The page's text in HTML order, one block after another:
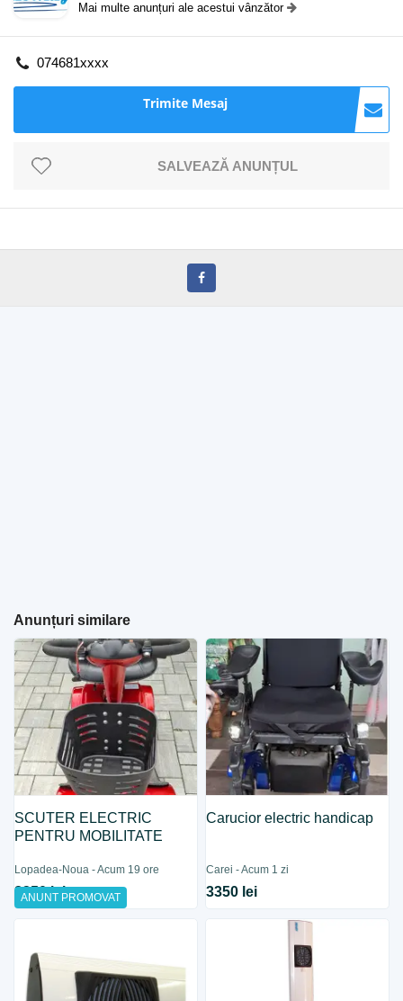
Mai multe anunțuri ale acestui vânzător
074681xxxx
Trimite Mesaj
SALVEAZĂ ANUNȚUL
Anunțuri similare
ANUNT PROMOVAT
SCUTER ELECTRIC
PENTRU MOBILITATE
Lopadea-Noua - Acum 19 ore
2350 lei
Carucior electric handicap
Carei - Acum 1 zi
3350 lei